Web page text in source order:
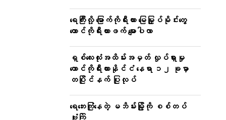
ရေကြီးလို့ မြောက်ကိုရီးယား မြေမြှုပ်မိုင်းတွေ
တောင်ကိုရီးယားဖက် မျောပါလာ
ရှစ်လေးလုံးအထိမ်းအမှတ် လှုပ်ရှားမှု
တောင်ကိုရီးယားနိုင်ငံ နေရာ ၁၂ ခုမှာ
တပြိုင်နက် ပြုလုပ်
ရေဘေးကြုံနေတဲ့ မဘိမ်းမြို့ကို စစ်တပ်
ဗုံးကြဲ